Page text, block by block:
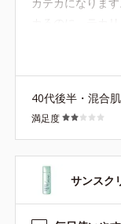
カテカになりま
います。 リピな
40代後半・混合肌
満足度
サンスク